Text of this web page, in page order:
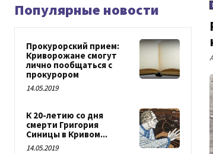
Популярные новости
Прокурорский прием:
Криворожане смогут
лично пообщаться с
прокурором
14.05.2019
К 20-летию со дня
смерти Григория
Синицы в Кривом...
14.05.2019